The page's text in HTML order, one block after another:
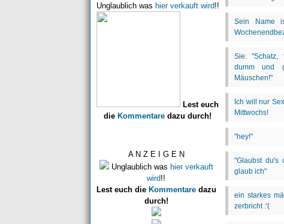
Unglaublich was hier verkauft wird!!
Lest euch
die Kommentare dazu durch!
A N Z E I G E N
Unglaublich was hier verkauft
wird!!
Lest euch die Kommentaredazu
durch!